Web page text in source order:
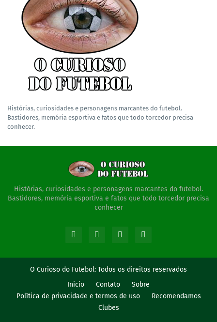
Histórias, curiosidades e personagens marcantes do futebol.
Bastidores, memória esportiva e fatos que todo torcedor precisa
conhecer.
Histórias, curiosidades e personagens marcantes do futebol.
Bastidores, memória esportiva e fatos que todo torcedor precisa
conhecer
O Curioso do Futebol: Todos os direitos reservados
Inicio
Contato
Sobre
Política de privacidade e termos de uso
Recomendamos
Clubes